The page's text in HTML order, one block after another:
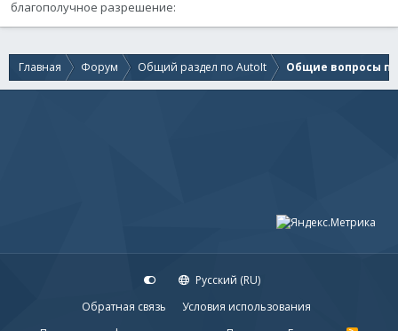
благополучное разрешение:
Главная Форум Общий раздел по AutoIt Общие вопросы
Русский (RU)
Обратная связь
Условия использования